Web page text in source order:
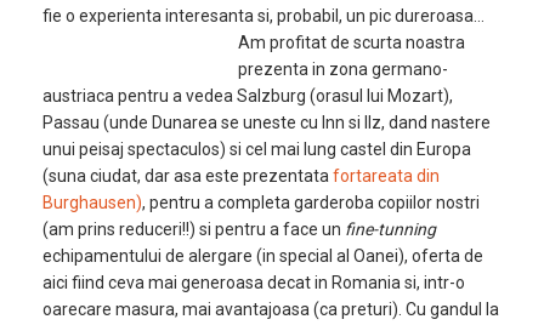
fie o experienta interesanta si, probabil, un pic dureroasa…
Am profitat de scurta noastra
prezenta in zona germano-
austriaca pentru a vedea Salzburg (orasul lui Mozart),
Passau (unde Dunarea se uneste cu Inn si Ilz, dand nastere
unui peisaj spectaculos) si cel mai lung castel din Europa
(suna ciudat, dar asa este prezentata fortareata din
Burghausen), pentru a completa garderoba copiilor nostri
(am prins reduceri!!) si pentru a face un fine-tunning
echipamentului de alergare (in special al Oanei), oferta de
aici fiind ceva mai generoasa decat in Romania si, intr-o
oarecare masura, mai avantajoasa (ca preturi). Cu gandul la